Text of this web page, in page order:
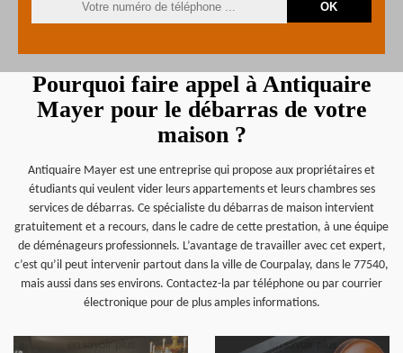
Pourquoi faire appel à Antiquaire
Mayer pour le débarras de votre
maison ?
Antiquaire Mayer est une entreprise qui propose aux propriétaires et
étudiants qui veulent vider leurs appartements et leurs chambres ses
services de débarras. Ce spécialiste du débarras de maison intervient
gratuitement et a recours, dans le cadre de cette prestation, à une équipe
de déménageurs professionnels. L’avantage de travailler avec cet expert,
c’est qu’il peut intervenir partout dans la ville de Courpalay, dans le 77540,
mais aussi dans ses environs. Contactez-la par téléphone ou par courrier
électronique pour de plus amples informations.
en savoir plus en savoir plus